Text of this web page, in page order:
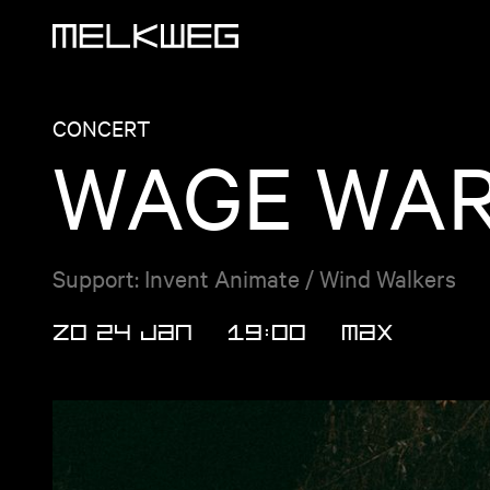
CONCERT
WAGE
Support: Invent Animate / Wind Walkers
ZO 24 JAN 19:00 MAX